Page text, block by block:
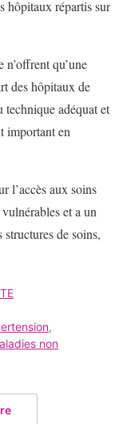
hôpitaux répartis sur
n’offrent qu’une
des hôpitaux de
technique adéquat et
important en
l’accès aux soins
et a un
de soins,
,
non